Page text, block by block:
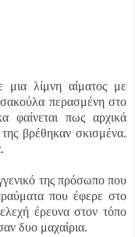
λίμνη αίματος με
περασμένη στο
φαίνεται πως αρχικά
βρέθηκαν σκισμένα.
της πρόσωπο που
που έφερε στο
έρευνα στον τόπο
δυο μαχαίρια.